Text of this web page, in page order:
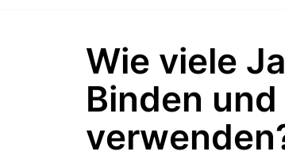
Wie viele
Binden